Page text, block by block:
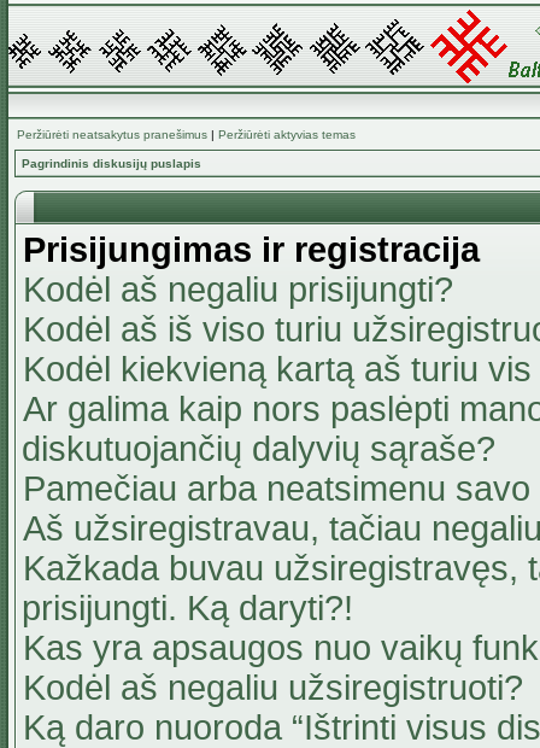
Peržiūrėti neatsakytus pranešimus | Peržiūrėti aktyvias temas
Pagrindinis diskusijų puslapis
Prisijungimas ir registracija
Kodėl aš negaliu prisijungti?
Kodėl aš iš viso turiu
Kodėl kiekvieną kartą aš turiu
Ar galima kaip nors paslėpti
diskutuojančių dalyvių sąraše?
Pamečiau arba neatsimenu
Aš užsiregistravau, tačiau
Kažkada buvau užsiregistravęs,
prisijungti. Ką daryti?!
Kas yra apsaugos nuo vaikų
Kodėl aš negaliu užsiregistruoti?
Ką daro nuoroda “Ištrinti visus